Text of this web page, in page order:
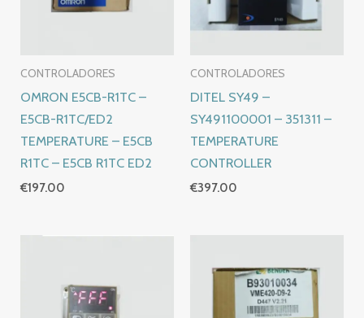
CONTROLADORES
OMRON E5CB-R1TC –
E5CB-R1TC/ED2
TEMPERATURE – E5CB
R1TC – E5CB R1TC ED2
€197.00
CONTROLADORES
DITEL SY49 –
SY491100001 – 351311 –
TEMPERATURE
CONTROLLER
€397.00